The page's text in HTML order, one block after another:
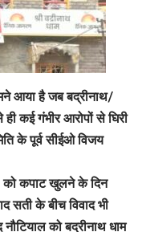
आया है जब बद्रीनाथ/
कई गंभीर आरोपों से घिरी
के पूर्व सीईओ विजय
कपाट खुलने के दिन
सती के बीच विवाद भी
को बद्रीनाथ धाम